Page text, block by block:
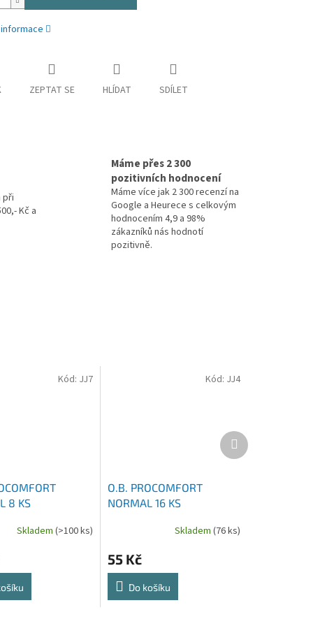
ZEPTAT SE HLÍDAT SDÍLET
při
Kč a
Máme přes 2 300
pozitivních hodnocení
Máme více jak 2 300 recenzí na
Google a Heurece s celkovým
hodnocením 4,9 a 98%
zákazníků nás hodnotí
pozitivně.
8 KS
Skladem(>100 ks)
Kód: JJ7
O.B. PROCOMFORT
NORMAL 16 KS
Skladem (76 ks)
55 Kč
Do košíku
Kód: JJ4
Další
produkt